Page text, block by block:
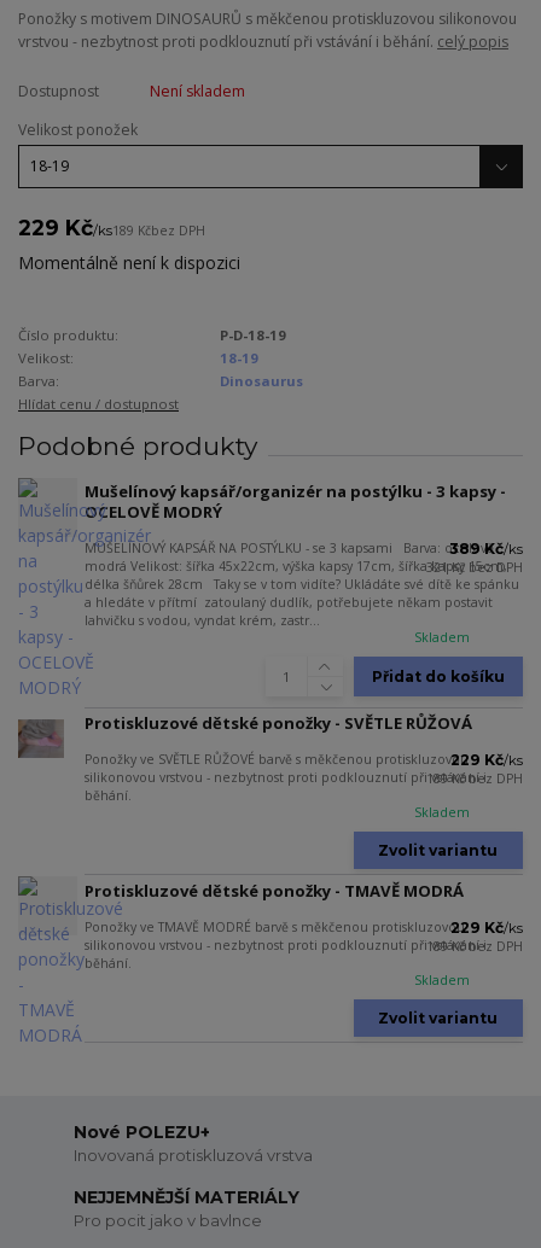
Ponožky s motivem DINOSAURŮ s měkčenou protiskluzovou silikonovou
vrstvou - nezbytnost proti podklouznutí při vstávání i běhání. celý popis
Dostupnost
Není skladem
Velikost ponožek
229 Kč/ks189 Kčbez DPH
Momentálně není k dispozici
Číslo produktu:
P-D-18-19
Velikost:
18-19
Barva:
Dinosaurus
Hlídat cenu / dostupnost
Podobné produkty
Mušelínový kapsář/organizér na postýlku - 3 kapsy -
OCELOVĚ MODRÝ
MUŠELÍNOVÝ KAPSÁŘ NA POSTÝLKU - se 3 kapsami Barva: ocelově
modrá Velikost: šířka 45x22cm, výška kapsy 17cm, šířka kapsy 15cm,
délka šňůrek 28cm Taky se v tom vidíte? Ukládáte své dítě ke spánku
a hledáte v přítmí zatoulaný dudlík, potřebujete někam postavit
lahvičku s vodou, vyndat krém, zastr...
389 Kč/ks
321 Kč bez DPH
Skladem
Přidat do košíku
Protiskluzové dětské ponožky - SVĚTLE RŮŽOVÁ
Ponožky ve SVĚTLE RŮŽOVÉ barvě s měkčenou protiskluzovou
silikonovou vrstvou - nezbytnost proti podklouznutí při vstávání i
běhání.
229 Kč/ks
189 Kčbez DPH
Skladem
Zvolit variantu
Protiskluzové dětské ponožky - TMAVĚ MODRÁ
Ponožky ve TMAVĚ MODRÉ barvě s měkčenou protiskluzovou
silikonovou vrstvou - nezbytnost proti podklouznutí při vstávání i
běhání.
229 Kč/ks
189 Kčbez DPH
Skladem
Zvolit variantu
Nové POLEZU+
Inovovaná protiskluzová vrstva
NEJJEMNĚJŠÍ MATERIÁLY
Pro pocit jako v bavlnce